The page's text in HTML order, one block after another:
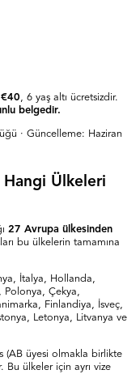
€40, 6 yaş altı ücretsizdir.
belgedir.
· Güncelleme: Haziran
Ülkeleri
27 Avrupa ülkesinden
bu ülkelerin tamamına
İtalya, Hollanda,
Polonya, Çekya,
Finlandiya, İsveç,
Letonya, Litvanya ve
(AB üyesi olmakla birlikte
Bu ülkeler için ayrı vize